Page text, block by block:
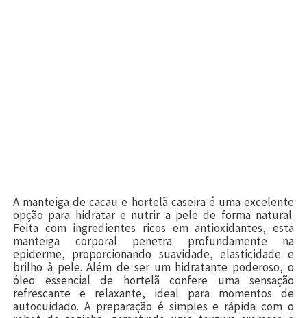
A manteiga de cacau e hortelã caseira é uma excelente
opção para hidratar e nutrir a pele de forma natural.
Feita com ingredientes ricos em antioxidantes, esta
manteiga corporal penetra profundamente na
epiderme, proporcionando suavidade, elasticidade e
brilho à pele. Além de ser um hidratante poderoso, o
óleo essencial de hortelã confere uma sensação
refrescante e relaxante, ideal para momentos de
autocuidado. A preparação é simples e rápida com o